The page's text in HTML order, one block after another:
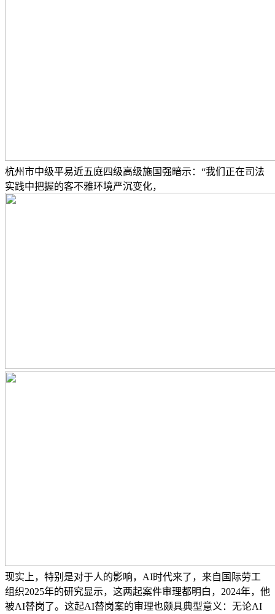
杭州市中级平易近五庭四级高级施国强暗示：“我们正在司法
实践中把握的客不雅环境严沉变化，
现实上，特别是对于人的影响，AI时代来了，来自国际劳工
组织2025年的研究显示，这两起案件审理都明白，2024年，他
被AI替岗了。这起AI替岗案的审理也颇具典型意义：无论AI